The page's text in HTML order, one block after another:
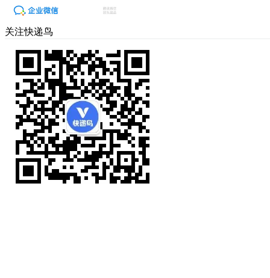
关注快递鸟